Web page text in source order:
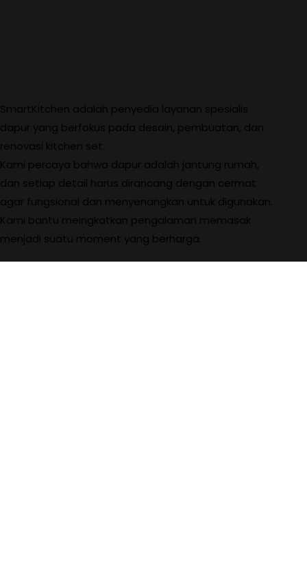
SmartKitchen adalah penyedia layanan spesialis
dapur yang berfokus pada desain, pembuatan, dan
renovasi kitchen set.
Kami percaya bahwa dapur adalah jantung rumah,
dan setiap detail harus dirancang dengan cermat
agar fungsional dan menyenangkan untuk digunakan.
Kami bantu meingkatkan pengalaman memasak
menjadi suatu moment yang berharga.